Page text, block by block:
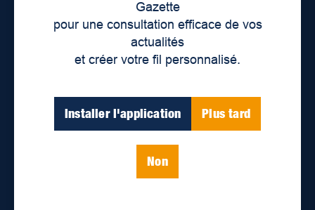
Gazette
pour une consultation efficace de vos
actualités
et créer votre fil personnalisé.
Installer l'application Plus tard
Non
Devenir partenaire
Lieux de distribution
Nous joindre
Parutions numériques